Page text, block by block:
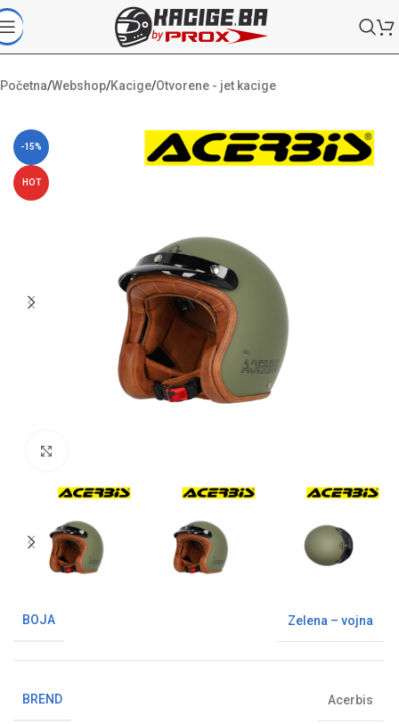
Početna/Webshop/Kacige/Otvorene - jet kacige
-15%
HOT
BOJA Zelena – vojna
BREND Acerbis